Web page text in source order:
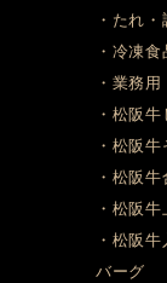
・たれ
・冷凍食
・業務用
・松阪
・松阪
・松阪
・松阪
・松阪
バーグ